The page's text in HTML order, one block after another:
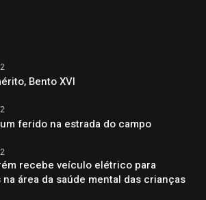
Bento XVI
ferido na estrada do campo
recebe veículo elétrico para
área da saúde mental das crianças